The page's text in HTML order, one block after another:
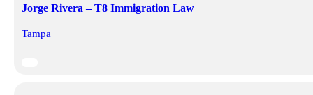
Jorge Rivera – T8 Immigration Law
Tampa